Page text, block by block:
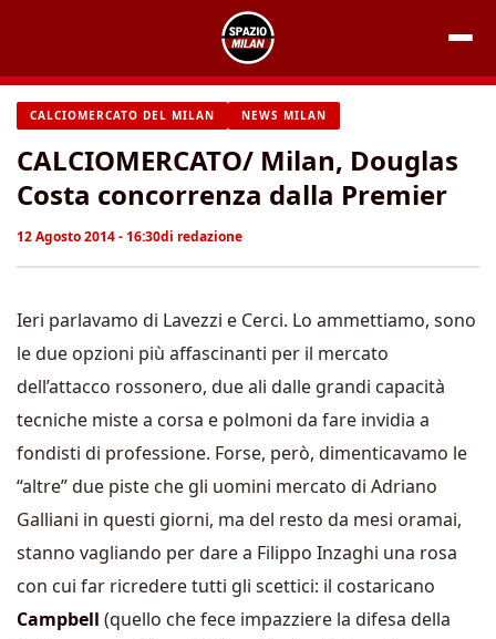
contenuto
CALCIOMERCATO DEL MILAN NEWS MILAN
CALCIOMERCATO/ Milan, Douglas
Costa concorrenza dalla Premier
12 Agosto 2014 - 16:30di redazione
Ieri parlavamo di Lavezzi e Cerci. Lo ammettiamo, sono
le due opzioni più affascinanti per il mercato
dell’attacco rossonero, due ali dalle grandi capacità
tecniche miste a corsa e polmoni da fare invidia a
fondisti di professione. Forse, però, dimenticavamo le
“altre” due piste che gli uomini mercato di Adriano
Galliani in questi giorni, ma del resto da mesi oramai,
stanno vagliando per dare a Filippo Inzaghi una rosa
con cui far ricredere tutti gli scettici: il costaricano
Campbell (quello che fece impazziere la difesa della